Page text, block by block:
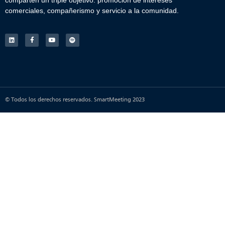
comerciales, compañerismo y servicio a la comunidad.
© Todos los derechos reservados. SmartMeeting 2023